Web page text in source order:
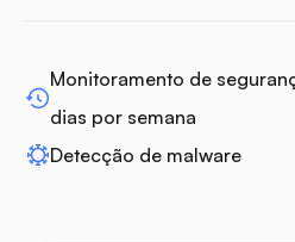
Monitoramento de
dias por semana
Detecção de malware